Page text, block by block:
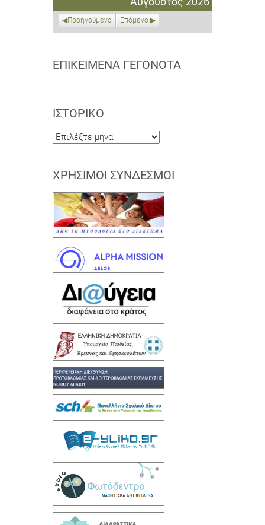
20262026202620262026
Προηγούμενο Επόμενο
ΕΠΙΚΕΊΜΕΝΑ ΓΕΓΟΝΌΤΑ
ΙΣΤΟΡΙΚΌ
Ιστορικό
ΧΡΉΣΙΜΟΙ ΣΎΝΔΕΣΜΟΙ